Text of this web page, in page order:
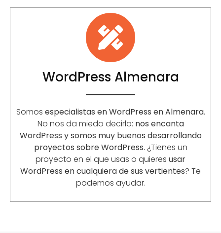
WordPress Almenara
Somos especialistas en WordPress en Almenara.
No nos da miedo decirlo: nos encanta
WordPress y somos muy buenos desarrollando
proyectos sobre WordPress. ¿Tienes un
proyecto en el que usas o quieres usar
WordPress en cualquiera de sus vertientes? Te
podemos ayudar.